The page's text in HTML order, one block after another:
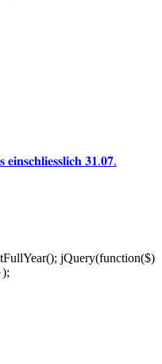
𝟑𝟏.𝟎𝟕.
jQuery(function($)